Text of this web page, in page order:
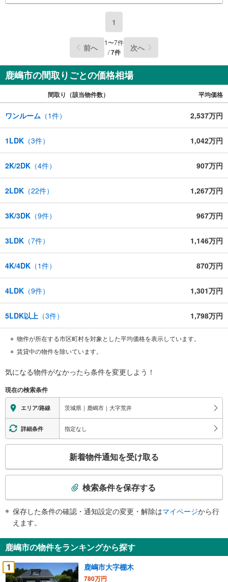
1
前へ 1〜7件
/7件 次へ
鹿嶋市の間取りごとの価格相場
間取り（該当物件数） 平均価格
ワンルーム （1件） 2,537万円
1LDK （3件） 1,042万円
2K/2DK （4件） 907万円
2LDK （22件） 1,267万円
3K/3DK （9件） 967万円
3LDK （7件） 1,146万円
4K/4DK （1件） 870万円
4LDK （9件） 1,301万円
5LDK以上 （3件） 1,798万円
物件が所在する市区町村を対象とした平均価格を表示しています。
賃貸中の物件を除いています。
気になる物件がなかったら条件を変更しよう！
現在の検索条件
エリア/路線 茨城県｜鹿嶋市｜大字荒井
詳細条件 指定なし
検
知
を
受
け
新着物件通知を受け取る
検索条件を保存する
保存した条件の確認・通知設定の変更・解除はマイページから行
えます。
鹿嶋市の物件をランキングから探す
1
鹿嶋市大字棚木
780万円